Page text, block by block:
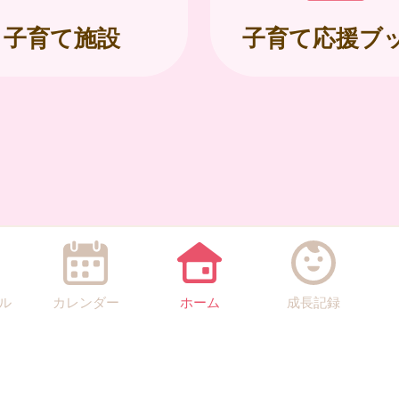
子育て施設 子育て応援ブ
カレンダー ホーム 成長記録